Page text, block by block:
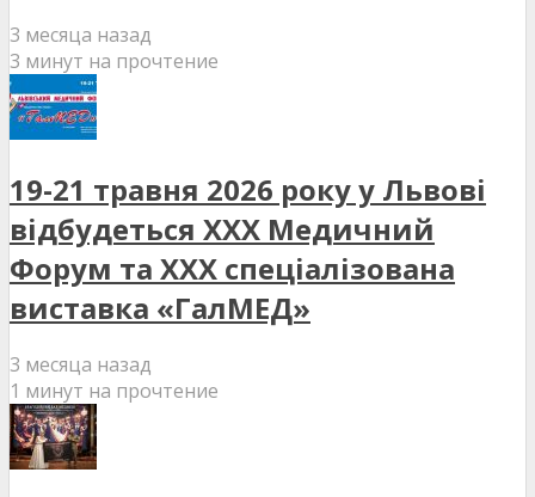
3 месяца назад
3 минут на прочтение
19-21 травня 2026 року у Львові
відбудеться XXX Медичний
Форум та XXX спеціалізована
виставка «ГалМЕД»
3 месяца назад
1 минут на прочтение